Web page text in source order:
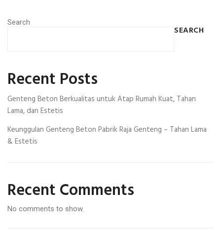
Search
SEARCH
Recent Posts
Genteng Beton Berkualitas untuk Atap Rumah Kuat, Tahan
Lama, dan Estetis
Keunggulan Genteng Beton Pabrik Raja Genteng – Tahan Lama
& Estetis
Recent Comments
No comments to show.